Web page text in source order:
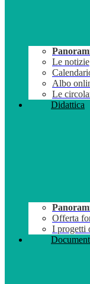
Le notizie
Albo
Le
Didattica
Offerta
I progetti